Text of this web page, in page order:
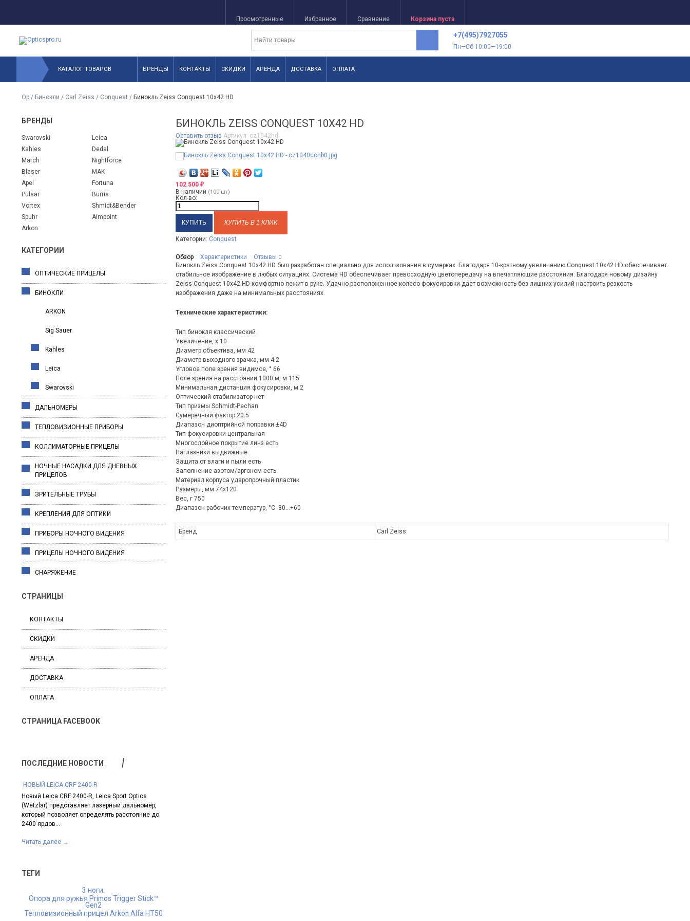
Просмотренные Избранное Сравнение Корзина пуста
+7(495)7927055
Пн—Сб 10:00—19:00
КАТАЛОГ ТОВАРОВ БРЕНДЫ КОНТАКТЫ СКИДКИ АРЕНДА ДОСТАВКА ОПЛАТА
Op / Бинокли / Carl Zeiss / Conquest / Бинокль Zeiss Сonquest 10x42 HD
БРЕНДЫ
Swarovski
Leica
Kahles
Dedal
March
Nightforce
Blaser
MAK
Apel
Fortuna
Pulsar
Burris
Vortex
Shmidt&Bender
Spuhr
Aimpoint
Arkon
КАТЕГОРИИ
ОПТИЧЕСКИЕ ПРИЦЕЛЫ
БИНОКЛИ
ARKON
Sig Sauer
Kahles
Leica
Swarovski
ДАЛЬНОМЕРЫ
ТЕПЛОВИЗИОННЫЕ ПРИБОРЫ
КОЛЛИМАТОРНЫЕ ПРИЦЕЛЫ
НОЧНЫЕ НАСАДКИ ДЛЯ ДНЕВНЫХ
ПРИЦЕЛОВ
ЗРИТЕЛЬНЫЕ ТРУБЫ
КРЕПЛЕНИЯ ДЛЯ ОПТИКИ
ПРИБОРЫ НОЧНОГО ВИДЕНИЯ
ПРИЦЕЛЫ НОЧНОГО ВИДЕНИЯ
СНАРЯЖЕНИЕ
СТРАНИЦЫ
КОНТАКТЫ
СКИДКИ
АРЕНДА
ДОСТАВКА
ОПЛАТА
СТРАНИЦА FACEBOOK
ПОСЛЕДНИЕ НОВОСТИ
​ НОВЫЙ LEICA CRF 2400-R
Новый Leica CRF 2400-R, Leica Sport Optics
(Wetzlar) представляет лазерный дальномер,
который позволяет определять расстояние до
2400 ярдов...
Читать далее →
ТЕГИ
3 ноги.
Опора для ружья Primos Trigger Stick™
Gen2
Тепловизионный прицел Arkon Alfa HT50
БИНОКЛЬ ZEISS СONQUEST 10X42 HD
Оставить отзыв Артикул: cz1042hd
102 500 ₽
В наличии (100 шт)
Кол-во:
КУПИТЬ В 1 КЛИК
Категории: Conquest
Обзор Характеристики Отзывы 0
Бинокль Zeiss Сonquest 10x42 HD был разработан специально для использования в сумерках. Благодаря 10-кратному увеличению Сonquest 10x42 HD обеспечивает
стабильное изображение в любых ситуациях. Система HD обеспечивает превосходную цветопередачу на впечатляющие расстояния. Благодаря новому дизайну
Zeiss Сonquest 10x42 HD комфортно лежит в руке. Удачно расположенное колесо фокусировки дает возможность без лишних усилий настроить резкость
изображения даже на минимальных расстояниях.
Технические характеристики:
Тип бинокля классический
Увеличение, x 10
Диаметр объектива, мм 42
Диаметр выходного зрачка, мм 4.2
Угловое поле зрения видимое, ° 66
Поле зрения на расстоянии 1000 м, м 115
Минимальная дистанция фокусировки, м 2
Оптический стабилизатор нет
Тип призмы Schmidt-Pechan
Сумеречный фактор 20.5
Диапазон диоптрийной поправки ±4D
Тип фокусировки центральная
Многослойное покрытие линз есть
Наглазники выдвижные
Защита от влаги и пыли есть
Заполнение азотом/аргоном есть
Материал корпуса ударопрочный пластик
Размеры, мм 74x120
Вес, г 750
Диапазон рабочих температур, °С -30...+60
Бренд Carl Zeiss